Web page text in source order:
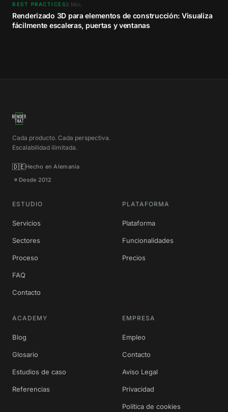
BEST PRACTICES8 Min.
Renderizado 3D para elementos de construcción: Visualiza
fácilmente escaleras, puertas y ventanas
Cada producto. Cada perspectiva.
Escalabilidad ilimitada.
🇩🇪Hecho en Alemania
Desde 2012
ESTUDIO
Servicios
Sectores
Proceso
FAQ
Contacto
PLATAFORMA
Plataforma
Funcionalidades
Precios
ACADEMY
Blog
Glosario
Estudios de caso
Referencias
EMPRESA
Empleo
Contacto
Aviso Legal
Privacidad
Política de cookies